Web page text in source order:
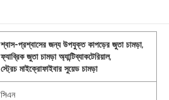
শ্বাস-প্রশ্বাসের জন্য উপযুক্ত কাপড়ের জুতা চামড়া,
ফ্যাব্রিক জুতা চামড়া অ্যান্টিব্যাকটেরিয়াল,
স্ট্রেচ মাইক্রোফাইবার সুয়েড চামড়া
সিএন